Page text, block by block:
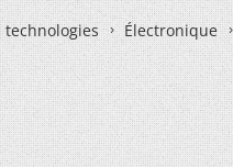
Électronique